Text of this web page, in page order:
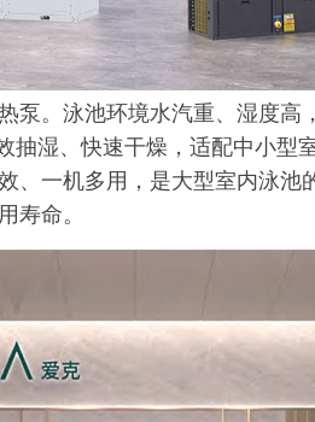
泵。泳池环境水汽重、湿度高
抽湿、快速干燥，适配中小型
、一机多用，是大型室内泳池
寿命。